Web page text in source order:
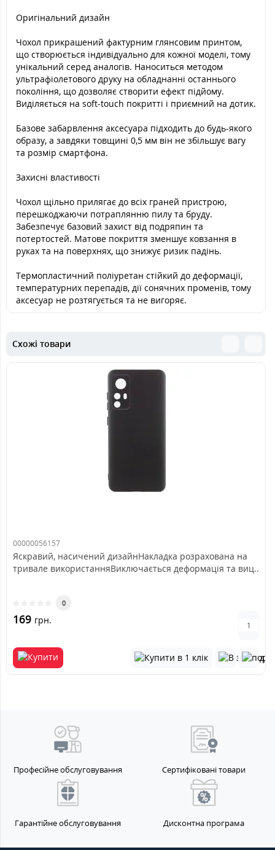
Оригінальний дизайн
Чохол прикрашений фактурним глянсовим принтом,
що створюється індивідуально для кожної моделі, тому
унікальний серед аналогів. Наноситься методом
ультрафіолетового друку на обладнанні останнього
покоління, що дозволяє створити ефект підйому.
Виділяється на soft-touch покритті і приємний на дотик.
Базове забарвлення аксесуара підходить до будь-якого
образу, а завдяки товщині 0,5 мм він не збільшує вагу
та розмір смартфона.
Захисні властивості
Чохол щільно прилягає до всіх граней пристрою,
перешкоджаючи потраплянню пилу та бруду.
Забезпечує базовий захист від подряпин та
потертостей. Матове покриття зменшує ковзання в
руках та на поверхнях, що знижує ризик падінь.
Термопластичний поліуретан стійкий до деформації,
температурних перепадів, дії сонячних променів, тому
аксесуар не розтягується та не вигоряє.
Схожі товари
00000056157
Яскравий, насичений дизайнНакладка розрахована на
тривале використанняВиключається деформація та виц..
0
169 грн.
Професійне обслуговування Сертифіковані товари
Гарантійне обслуговування Дисконтна програма